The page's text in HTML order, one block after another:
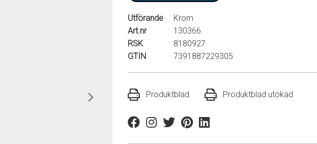
Utförande
Krom
Art.nr
130366
RSK
8180927
GTIN
7391887229305
Produktblad Produktblad utökad
FacebookInstagram
TwitterPinterestLinkedin